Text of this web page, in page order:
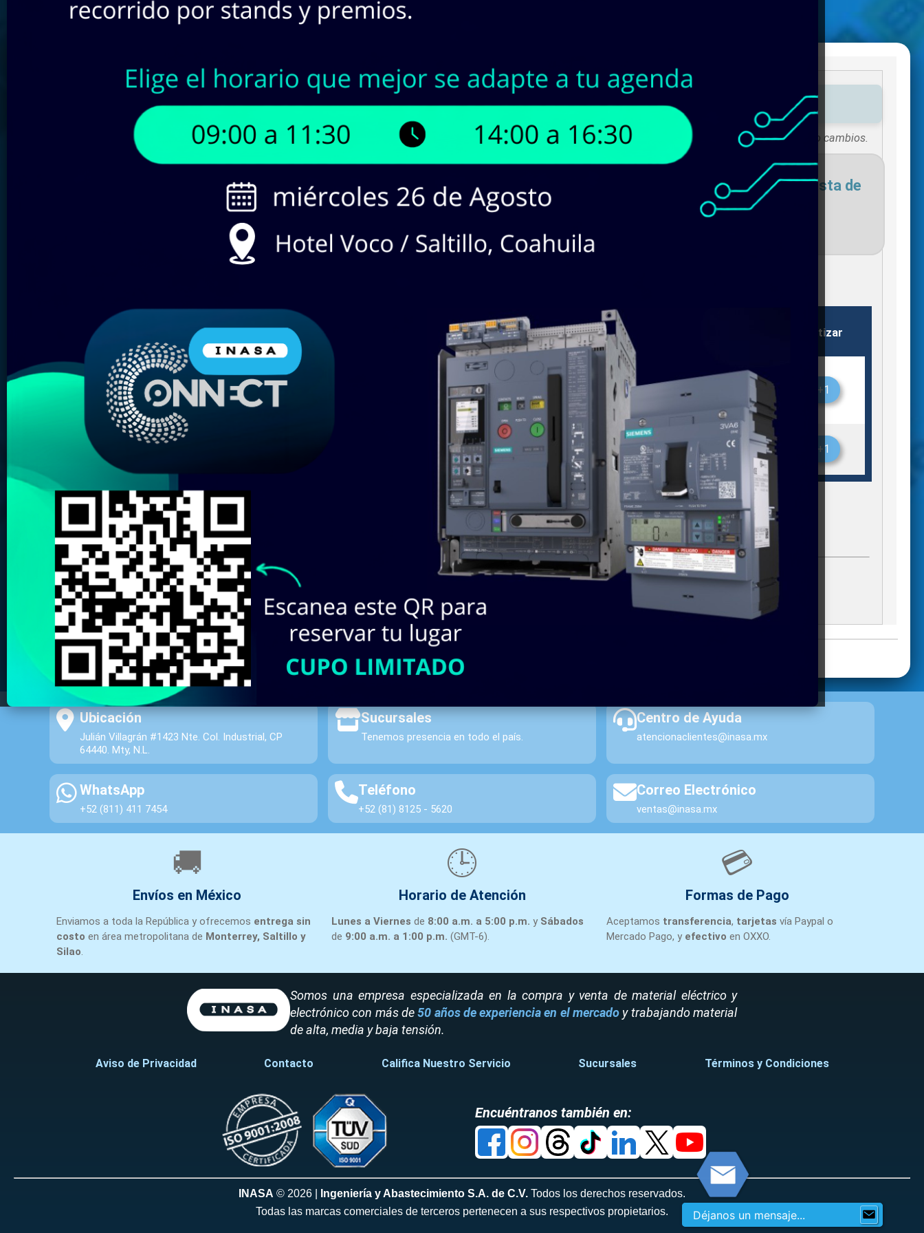
INASA | Stock en Línea
Nombre del Producto:
Marca:
Elige tu almacén más
cercano:
Revisa aquí nuestro
Catálogo de
Marcas
Buscar Limpiar
¡Tenemos hasta2productos disponibles deMYRON ZUCKER!
Existencias sujetas a vigencias o cambios.
¡Haz CLICK
en los productos que necesites para agregar a tu lista de
cotizaciones!
Descripción Marca Cotizar
KIM430043 BANCO
DE CAPACITOR
SERIES CALMOUNT
4KVAR
MYRON ZUCKER Monterrey 1 +1
CAPACITOR M
ZUCKER KIM 43011-3
KVAR DIALECTRIC 11.
MYRON ZUCKER Monterrey 1 +1
Lista de Productos a cotizar:
(Aún no hay productos agregados)
Ubicación
Julián Villagrán #1423 Nte. Col. Industrial, CP
64440. Mty, N.L.
Sucursales
Tenemos presencia en todo el país.
Centro de Ayuda
atencionaclientes@inasa.mx
WhatsApp
+52 (811) 411 7454
Teléfono
+52 (81) 8125 - 5620
Correo Electrónico
ventas@inasa.mx
🚚
Envíos en México
Enviamos a toda la República y ofrecemos entrega sin
costo en área metropolitana de Monterrey, Saltillo y
Silao.
🕒
Horario de Atención
Lunes a Viernes de 8:00 a.m. a 5:00 p.m. y Sábados
de 9:00 a.m. a 1:00 p.m. (GMT-6).
💳
Formas de Pago
Aceptamos transferencia, tarjetas vía Paypal o
Mercado Pago, y efectivo en OXXO.
Somos una empresa especializada en la compra y venta de material eléctrico y
electrónico con más de50 años de experiencia en el mercado y trabajando material
de alta, media y baja tensión.
Aviso de Privacidad Contacto Califica Nuestro Servicio Sucursales Términos y Condiciones
Encuéntranos también en:
INASA © 2026 | Ingeniería y Abastecimiento S.A. de C.V. Todos los derechos reservados.
Todas las marcas comerciales de terceros pertenecen a sus respectivos propietarios.
Déjanos un mensaje...